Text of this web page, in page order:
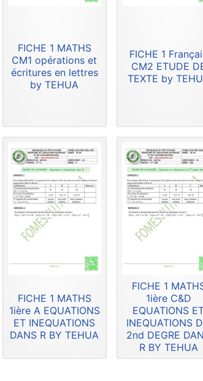
FICHE 1 MATHS
CM1 opérations et
écritures en lettres
by TEHUA
FICHE 1
CM2 ETUDE
TEXTE by
FICHE 1 MATHS
1ière A EQUATIONS
ET INEQUATIONS
DANS R BY TEHUA
FICHE 1
1ière C&D
EQUATIONS
INEQUATIONS
2nd DEGRE
R BY TEHUA